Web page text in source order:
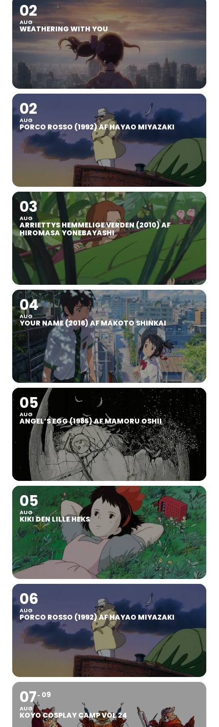
02
AUG
WEATHERING WITH YOU
02
AUG
PORCO ROSSO (1992) AF HAYAO MIYAZAKI
03
AUG
ARRIETTYS HEMMELIGE VERDEN (2010) AF
HIROMASA YONEBAYASHI
04
AUG
YOUR NAME (2016) AF MAKOTO SHINKAI
05
AUG
ANGEL’S EGG (1985) AF MAMORU OSHII
05
AUG
KIKI DEN LILLE HEKS
06
AUG
PORCO ROSSO (1992) AF HAYAO MIYAZAKI
07
AUG
09
KOYO COSPLAY CAMP VOL 24